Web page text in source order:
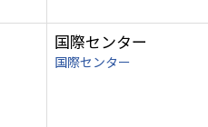
国際センター
国際センター